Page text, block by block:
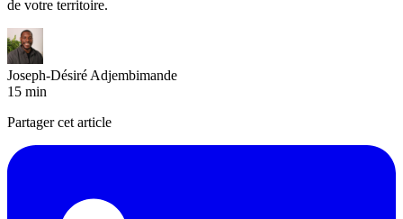
de votre territoire.
Joseph-Désiré Adjembimande
15 min
Partager cet article